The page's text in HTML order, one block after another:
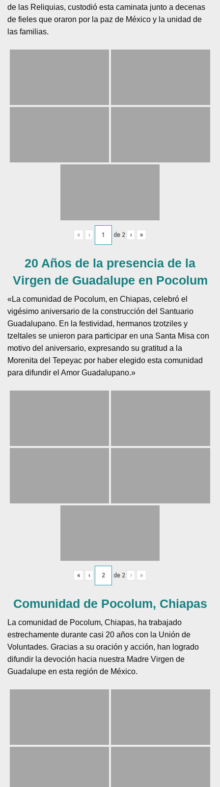
de las Reliquias, custodió esta caminata junto a decenas
de fieles que oraron por la paz de México y la unidad de
las familias.
« ‹ de 2 › »
20 Años de la presencia de la
Virgen de Guadalupe en Pocolum
«La comunidad de Pocolum, en Chiapas, celebró el
vigésimo aniversario de la construcción del Santuario
Guadalupano. En la festividad, hermanos tzotziles y
tzeltales se unieron para participar en una Santa Misa con
motivo del aniversario, expresando su gratitud a la
Morenita del Tepeyac por haber elegido esta comunidad
para difundir el Amor Guadalupano.»
« ‹ de 2 › »
Comunidad de Pocolum, Chiapas
La comunidad de Pocolum, Chiapas, ha trabajado
estrechamente durante casi 20 años con la Unión de
Voluntades. Gracias a su oración y acción, han logrado
difundir la devoción hacia nuestra Madre Virgen de
Guadalupe en esta región de México.